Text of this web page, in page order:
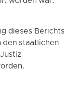
dieses Berichts
den staatlichen